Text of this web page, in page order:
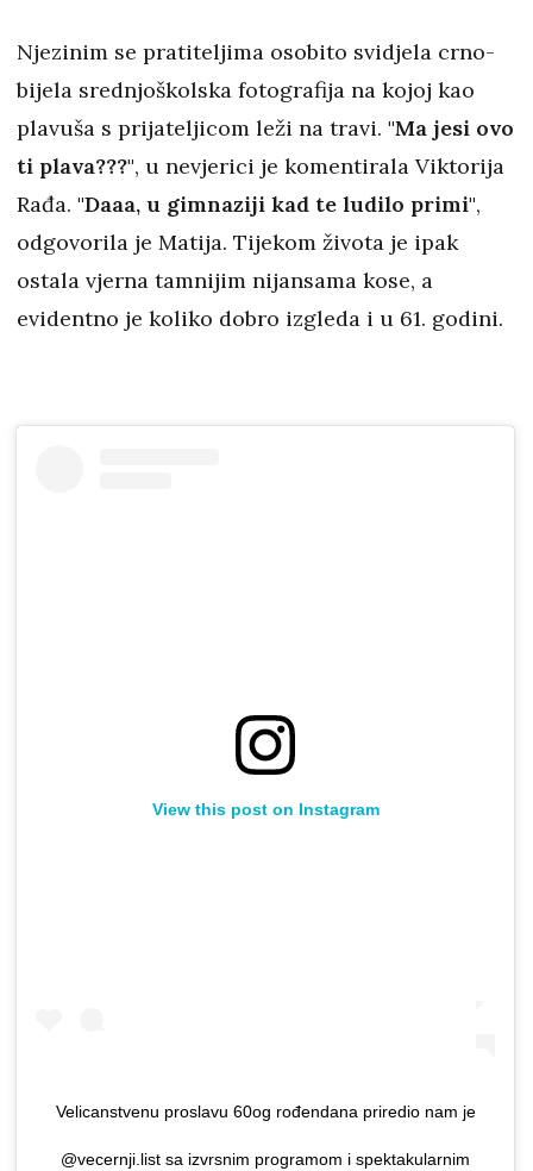
Njezinim se pratiteljima osobito svidjela crno-
bijela srednjoškolska fotografija na kojoj kao
plavuša s prijateljicom leži na travi. "Ma jesi ovo
ti plava???", u nevjerici je komentirala Viktorija
Rađa. "Daaa, u gimnaziji kad te ludilo primi",
odgovorila je Matija. Tijekom života je ipak
ostala vjerna tamnijim nijansama kose, a
evidentno je koliko dobro izgleda i u 61. godini.
View this post on Instagram
Velicanstvenu proslavu 60og rođendana priredio nam je
@vecernji.list sa izvrsnim programom i spektakularnim